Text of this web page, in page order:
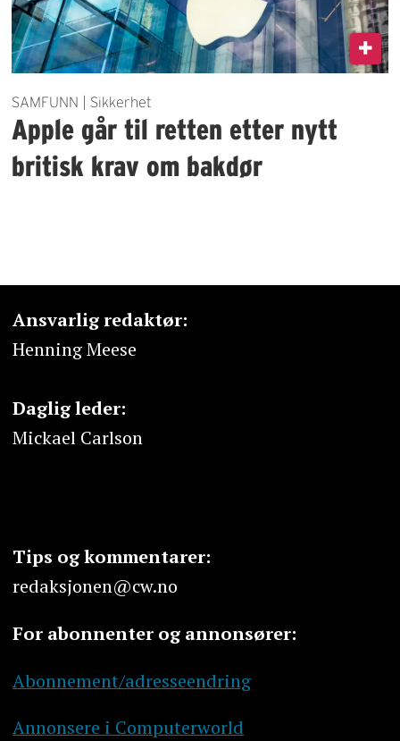
SAMFUNN | Sikkerhet
Apple går til retten etter nytt
britisk krav om bakdør
Ansvarlig redaktør:
Henning Meese
Daglig leder:
Mickael Carlson
Tips og kommentarer:
redaksjonen@cw.no
For abonnenter og annonsører:
Abonnement/adresseendring
Annonsere i Computerworld